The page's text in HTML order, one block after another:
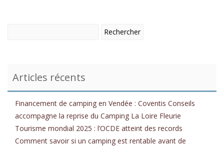
Articles récents
Financement de camping en Vendée : Coventis Conseils
accompagne la reprise du Camping La Loire Fleurie
Tourisme mondial 2025 : l’OCDE atteint des records
Comment savoir si un camping est rentable avant de